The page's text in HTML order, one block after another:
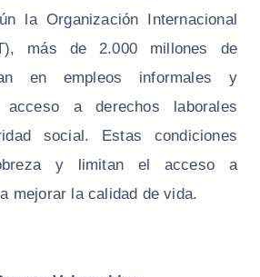
la Organización Internacional
más de 2.000 millones de
en empleos informales y
acceso a derechos laborales
social. Estas condiciones
y limitan el acceso a
mejorar la calidad de vida.